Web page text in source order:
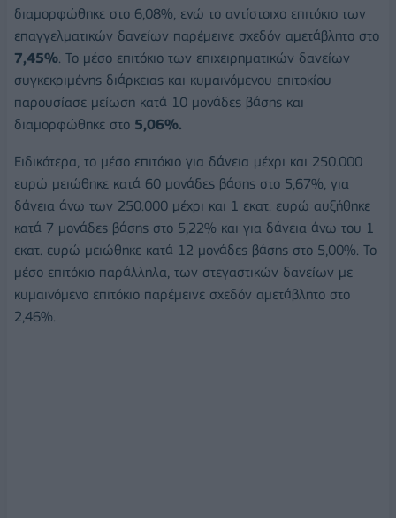
διαμορφώθηκε στο 6,08%, ενώ το αντίστοιχο επιτόκιο των
επαγγελματικών δανείων παρέμεινε σχεδόν αμετάβλητο στο
7,45%. Το μέσο επιτόκιο των επιχειρηματικών δανείων
συγκεκριμένης διάρκειας και κυμαινόμενου επιτοκίου
παρουσίασε μείωση κατά 10 μονάδες βάσης και
διαμορφώθηκε στο 5,06%.
Ειδικότερα, το μέσο επιτόκιο για δάνεια μέχρι και 250.000
ευρώ μειώθηκε κατά 60 μονάδες βάσης στο 5,67%, για
δάνεια άνω των 250.000 μέχρι και 1 εκατ. ευρώ αυξήθηκε
κατά 7 μονάδες βάσης στο 5,22% και για δάνεια άνω του 1
εκατ. ευρώ μειώθηκε κατά 12 μονάδες βάσης στο 5,00%. Το
μέσο επιτόκιο παράλληλα, των στεγαστικών δανείων με
κυμαινόμενο επιτόκιο παρέμεινε σχεδόν αμετάβλητο στο
2,46%.